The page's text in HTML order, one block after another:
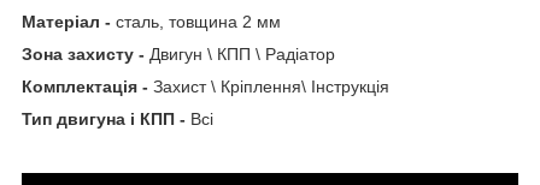
Матеріал - сталь, товщина 2 мм
Зона захисту - Двигун \ КПП \ Радіатор
Комплектація - Захист \ Кріплення\ Інструкція
Тип двигуна і КПП - Всі